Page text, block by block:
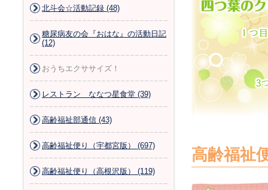
高齢福祉
北斗会☆活動記録 (48)
糖尿病友の会『おはな』の活動日記
(12)
おうちエクササイズ！
レストラン ななつ星食堂 (39)
高齢福祉部通信 (43)
高齢福祉便り（宇都宮版） (697)
高齢福祉便り（高根沢版） (119)